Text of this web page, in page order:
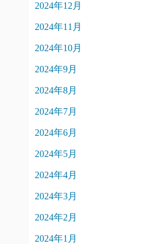
2024年12月
2024年11月
2024年10月
2024年9月
2024年8月
2024年7月
2024年6月
2024年5月
2024年4月
2024年3月
2024年2月
2024年1月